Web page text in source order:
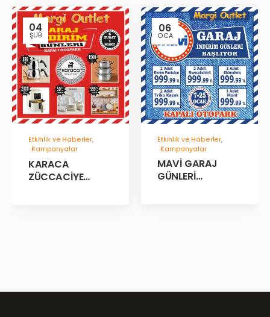
04
ŞUB
Etkinlik ve Haberler,
Kampanyalar
KARACA
ZÜCCACİYE
06
OCA
Etkinlik ve Haberler,
Kampanyalar
MAVİ GARAJ
GÜNLERİ